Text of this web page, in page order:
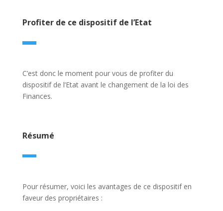
Profiter de ce dispositif de l’Etat
C’est donc le moment pour vous de profiter du
dispositif de l’Etat avant le changement de la loi des
Finances.
Résumé
Pour résumer, voici les avantages de ce dispositif en
faveur des propriétaires :